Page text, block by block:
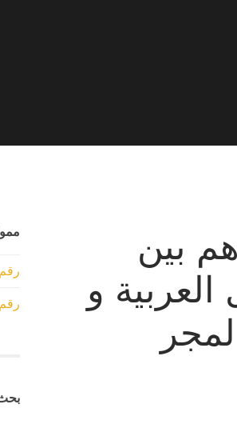
بين
العربية و
رقم
بحث في